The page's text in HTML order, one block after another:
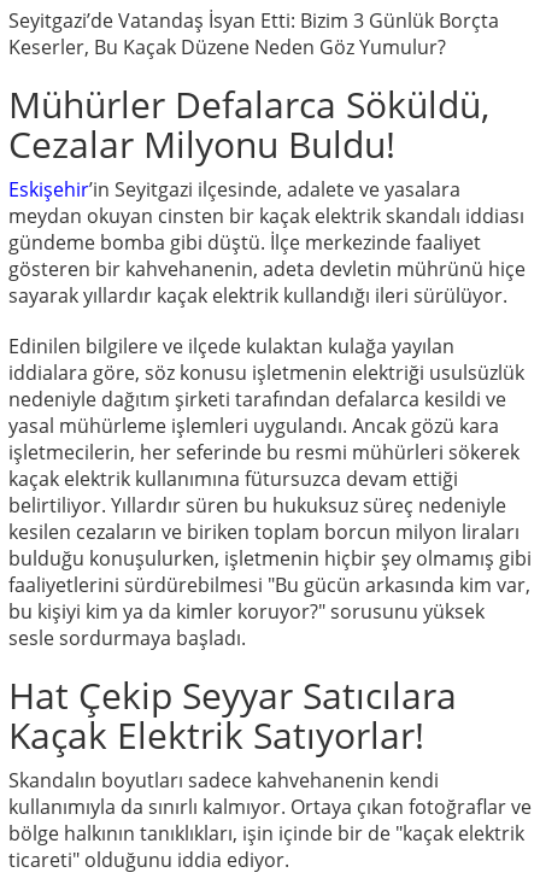
Seyitgazi’de Vatandaş İsyan Etti: Bizim 3 Günlük Borçta
Keserler, Bu Kaçak Düzene Neden Göz Yumulur?
Mühürler Defalarca Söküldü,
Cezalar Milyonu Buldu!
Eskişehir’in Seyitgazi ilçesinde, adalete ve yasalara
meydan okuyan cinsten bir kaçak elektrik skandalı iddiası
gündeme bomba gibi düştü. İlçe merkezinde faaliyet
gösteren bir kahvehanenin, adeta devletin mührünü hiçe
sayarak yıllardır kaçak elektrik kullandığı ileri sürülüyor.
Edinilen bilgilere ve ilçede kulaktan kulağa yayılan
iddialara göre, söz konusu işletmenin elektriği usulsüzlük
nedeniyle dağıtım şirketi tarafından defalarca kesildi ve
yasal mühürleme işlemleri uygulandı. Ancak gözü kara
işletmecilerin, her seferinde bu resmi mühürleri sökerek
kaçak elektrik kullanımına fütursuzca devam ettiği
belirtiliyor. Yıllardır süren bu hukuksuz süreç nedeniyle
kesilen cezaların ve biriken toplam borcun milyon liraları
bulduğu konuşulurken, işletmenin hiçbir şey olmamış gibi
faaliyetlerini sürdürebilmesi "Bu gücün arkasında kim var,
bu kişiyi kim ya da kimler koruyor?" sorusunu yüksek
sesle sordurmaya başladı.
Hat Çekip Seyyar Satıcılara
Kaçak Elektrik Satıyorlar!
Skandalın boyutları sadece kahvehanenin kendi
kullanımıyla da sınırlı kalmıyor. Ortaya çıkan fotoğraflar ve
bölge halkının tanıklıkları, işin içinde bir de "kaçak elektrik
ticareti" olduğunu iddia ediyor.